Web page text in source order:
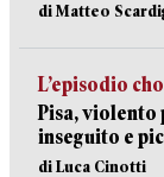
di Matteo
L’episodio
Pisa, violento
inseguito e
di Luca Cinotti